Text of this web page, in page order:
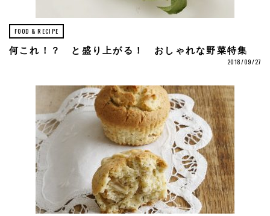
FOOD & RECIPE
何これ！？ と盛り上がる！ おしゃれな野菜特集
2018/09/27